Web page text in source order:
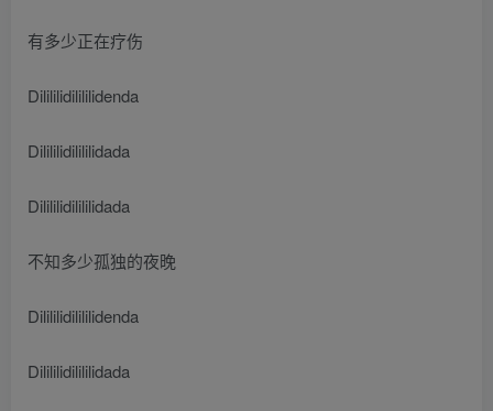
有多少正在疗伤
Dilililidilililidenda
Dilililidilililidada
Dilililidilililidada
不知多少孤独的夜晚
Dilililidilililidenda
Dilililidilililidada